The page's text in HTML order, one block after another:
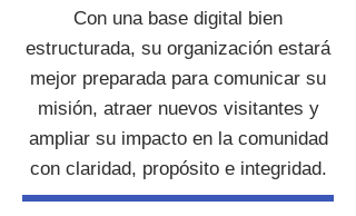
Con una base digital bien
estructurada, su organización estará
mejor preparada para comunicar su
misión, atraer nuevos visitantes y
ampliar su impacto en la comunidad
con claridad, propósito e integridad.